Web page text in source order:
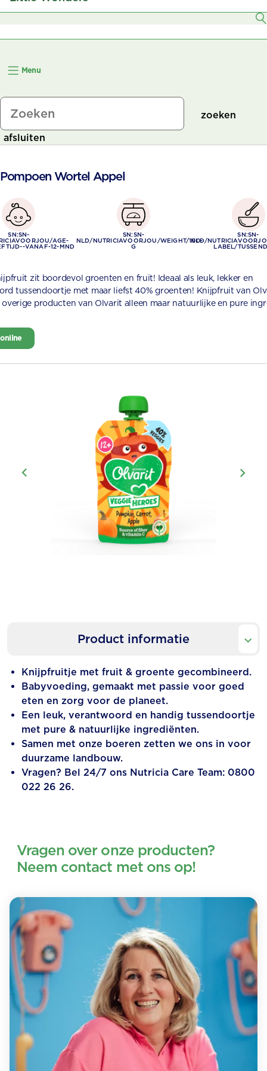
8–11 Maanden
12+ Maanden
Menu
zoeken
afsluiten
Wortel Appel
SN:SN-
AGE-
VANAF-12-MND
SN:SN-
NLD/NUTRICIAVOORJOU/WEIGHT/100-
G
SN:SN-
NLD/
LABEL/
zit boordevol groenten en fruit! Ideaal als leuk, lekker en
tussendoortje met maar liefst 40% groenten! Knijpfruit van
overige producten van Olvarit alleen maar natuurlijke en pure
Product informatie
Knijpfruitje met fruit & groente gecombineerd.
Babyvoeding, gemaakt met passie voor goed
eten en zorg voor de planeet.
Een leuk, verantwoord en handig tussendoortje
met pure & natuurlijke ingrediënten.
Samen met onze boeren zetten we ons in voor
duurzame landbouw.
Vragen? Bel 24/7 ons Nutricia Care Team: 0800
022 26 26.
Vragen over onze producten?
Neem contact met ons op!